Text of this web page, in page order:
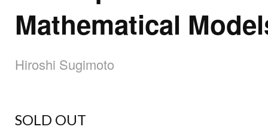
Mathematical
Hiroshi Sugimoto
SOLD OUT